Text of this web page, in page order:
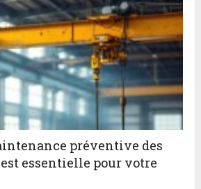
préventive des
essentielle pour votre